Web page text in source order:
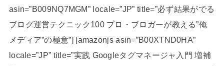
asin=”B009NQ7MGM” locale=”JP” title=”必ず結果がでる
ブログ運営テクニック100 プロ・ブロガーが教える”俺
メディア”の極意”] [amazonjs asin=”B00XTND0HA”
locale=”JP” title=”実践 Googleタグマネージャ入門 増補